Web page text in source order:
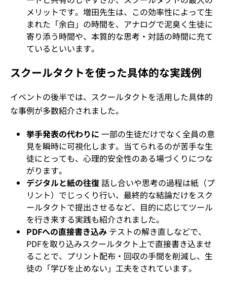
メリットです。増田先生は、この効率性によって生
まれた「余白」の時間を、アナログで泥臭く生徒に
寄り添う時間や、本質的な思考・対話の時間に充て
ているといいます。
スクールタクトを使った具体的な実践例
イベントの後半では、スクールタクトを活用した具体的
な事例が多数紹介されました。
挙手発表の代わりに 一部の生徒だけでなく全員の意
見を瞬時に可視化します。当てられるのが苦手な生
徒にとっても、心理的安全性のある場づくりにつな
がります。
デジタルと紙の往復話し合いや思考の過程は紙（プ
リント）でじっくり行い、最終的な結論だけをスク
ールタクトで提出させるなど、目的に応じてツール
を行き来する実践も紹介されました。
PDFへの直接書き込み テストの解き直しなどで、
PDFを取り込みスクールタクト上で直接書き込ませ
ることで、プリント配布・回収の手間を削減し、生
徒の「学びを止めない」工夫をされています。